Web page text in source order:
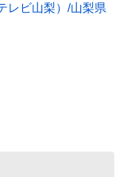
レビ山梨）/山梨県